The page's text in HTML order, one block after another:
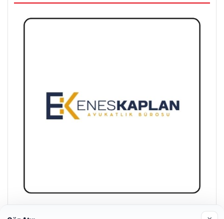
Enes Kaplan Avukatlık Bürosu